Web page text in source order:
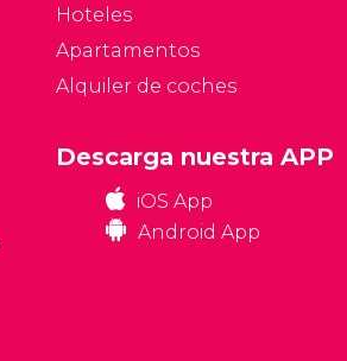
Hoteles
Apartamentos
Alquiler de coches
Descarga nuestra APP
iOS App
Android App